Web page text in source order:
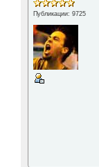
Публикации: 9725